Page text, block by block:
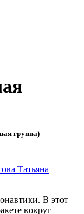
группа)
Татьяна
В этот
вокруг